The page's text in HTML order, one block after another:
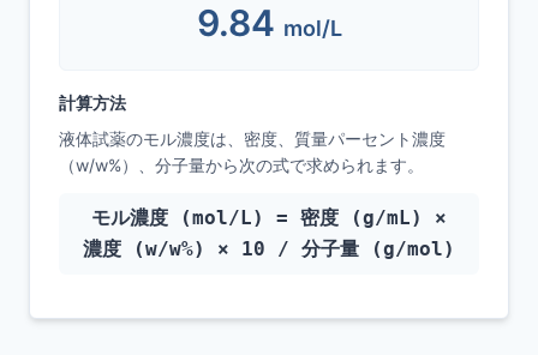
9.84 mol/L
計算方法
液体試薬のモル濃度は、密度、質量パーセント濃度
（w/w%）、分子量から次の式で求められます。
モル濃度 (mol/L) = 密度 (g/mL) ×
濃度 (w/w%) × 10 / 分子量 (g/mol)